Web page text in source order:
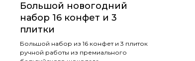
Большой новогодний
набор 16 конфет и 3
плитки
Большой набор из 16 конфет и 3 плиток
ручной работы из премиального